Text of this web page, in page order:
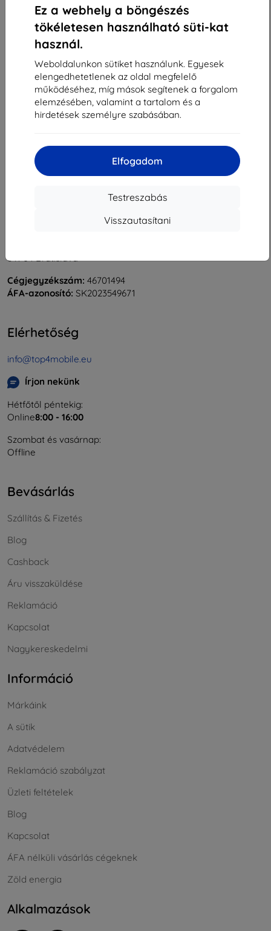
Ez a webhely a böngészés
tökéletesen használható süti-kat
használ.
Weboldalunkon sütiket használunk. Egyesek
elengedhetetlenek az oldal megfelelő
működéséhez, míg mások segítenek a forgalom
elemzésében, valamint a tartalom és a
hirdetések személyre szabásában.
Elfogadom
Testreszabás
Visszautasítani
6 291 Ft
Raktáron 4 darab
Összes találat5
841 04 Bratislava
Cégjegyzékszám: 46701494
ÁFA-azonosító: SK2023549671
Elérhetőség
info@top4mobile.eu
Írjon nekünk
Hétfőtől péntekig:
Online8:00 - 16:00
Szombat és vasárnap:
Offline
Bevásárlás
Szállítás & Fizetés
Blog
Cashback
Áru visszaküldése
Reklamáció
Kapcsolat
Nagykereskedelmi
Információ
Márkáink
A sütik
Adatvédelem
Reklamáció szabályzat
Üzleti feltételek
Blog
Kapcsolat
ÁFA nélküli vásárlás cégeknek
Zöld energia
Alkalmazások